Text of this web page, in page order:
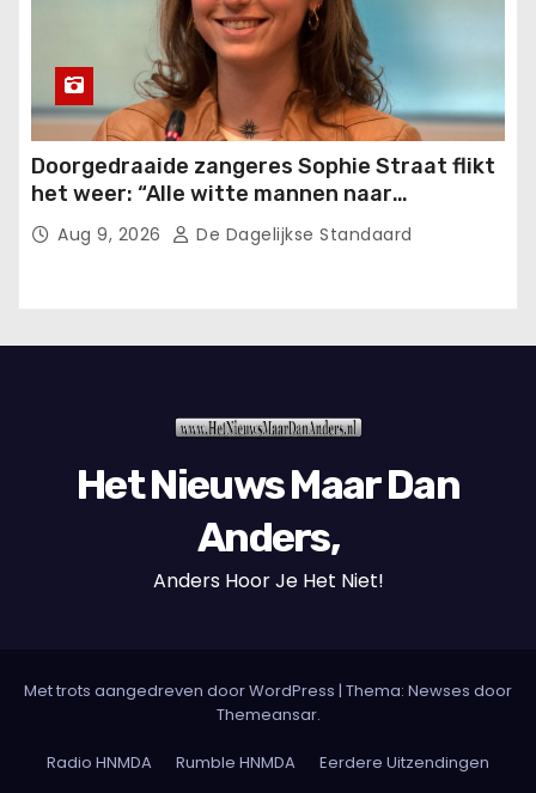
Doorgedraaide zangeres Sophie Straat flikt
het weer: “Alle witte mannen naar
achteren!”.
Aug 9, 2026 De Dagelijkse Standaard
Het Nieuws Maar Dan
Anders,
Anders Hoor Je Het Niet!
Met trots aangedreven door WordPress | Thema: Newses door
Themeansar.
Radio HNMDA Rumble HNMDA Eerdere Uitzendingen